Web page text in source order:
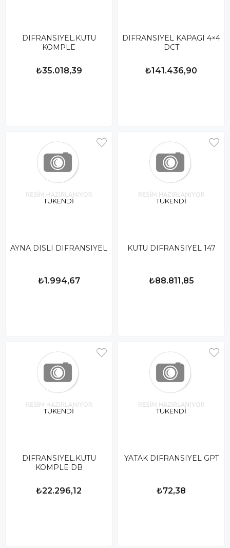
DIFRANSIYEL.KUTU
KOMPLE
₺35.018,39
DIFRANSIYEL KAPAGI 4×4
DCT
₺141.436,90
TÜKENDI
AYNA DISLI DIFRANSIYEL
₺1.994,67
TÜKENDI
KUTU DIFRANSIYEL 147
₺88.811,85
TÜKENDI
DIFRANSIYEL.KUTU
KOMPLE DB
₺22.296,12
TÜKENDI
YATAK DIFRANSIYEL GPT
₺72,38